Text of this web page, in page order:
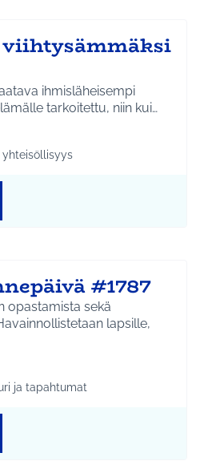
viihtysämmäksi
ihmisläheisempi
tarkoitettu, niin kui…
Hyrylä
mukaan: Hyvinvointi ja
yhteisöllisyys
#1787
opastamista sekä
lapsille,
Koko Tuusula
teeman mukaan: Kulttuuri ja
ja tapahtumat